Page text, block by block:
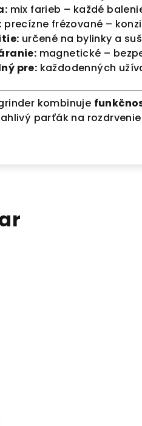
mix farieb – každé
precízne frézované –
určené na bylinky a
magnetické –
pre: každodenných
kombinuje
parťák na